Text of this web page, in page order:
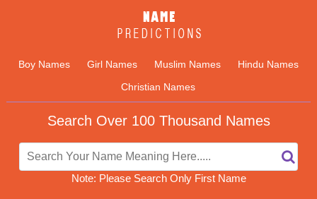
Boy Names Girl Names Muslim Names
Hindu Names
Christian Names
Search Over 100 Thousand Names
Note: Please Search Only First Name